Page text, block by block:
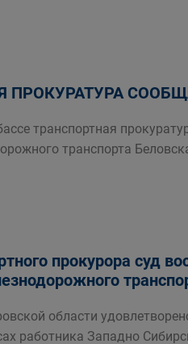
ПРОКУРАТУРА
транспортная
транспорта
прокурора суд
области
работника Западно